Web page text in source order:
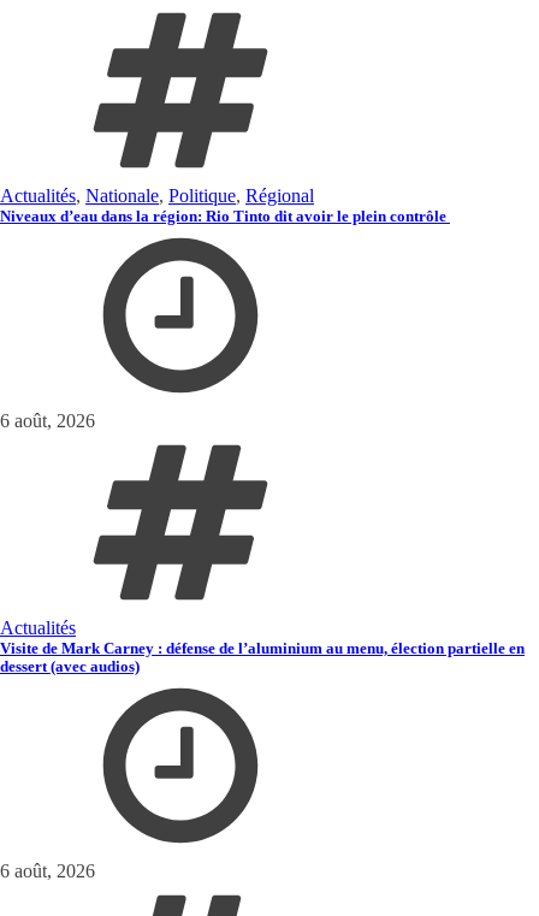
Actualités, Nationale, Politique, Régional
Niveaux d’eau dans la région: Rio Tinto dit avoir le plein contrôle
6 août, 2026
Actualités
Visite de Mark Carney : défense de l’aluminium au menu, élection partielle en
dessert (avec audios)
6 août, 2026